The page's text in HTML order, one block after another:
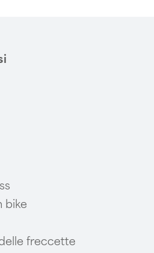
bike
freccette